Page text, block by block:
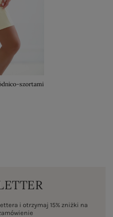
szortami
i otrzymaj 15% zniżki na